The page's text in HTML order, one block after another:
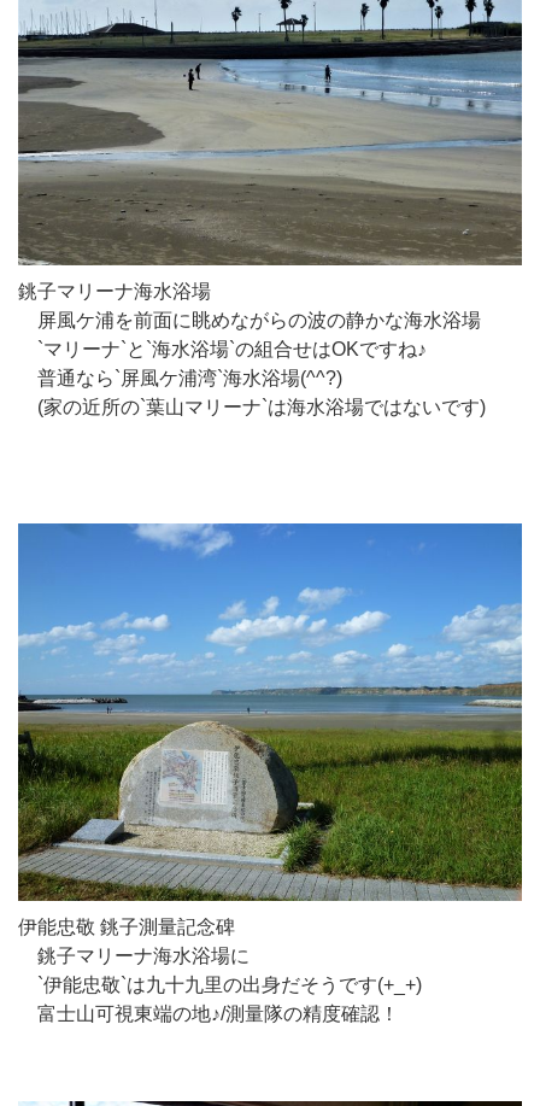
銚子マリーナ海水浴場
屏風ケ浦を前面に眺めながらの波の静かな海水浴場
`マリーナ`と`海水浴場`の組合せはOKですね♪
普通なら`屏風ケ浦湾`海水浴場(^^?)
(家の近所の`葉山マリーナ`は海水浴場ではないです)
伊能忠敬 銚子測量記念碑
銚子マリーナ海水浴場に
`伊能忠敬`は九十九里の出身だそうです(+_+)
富士山可視東端の地♪/測量隊の精度確認！